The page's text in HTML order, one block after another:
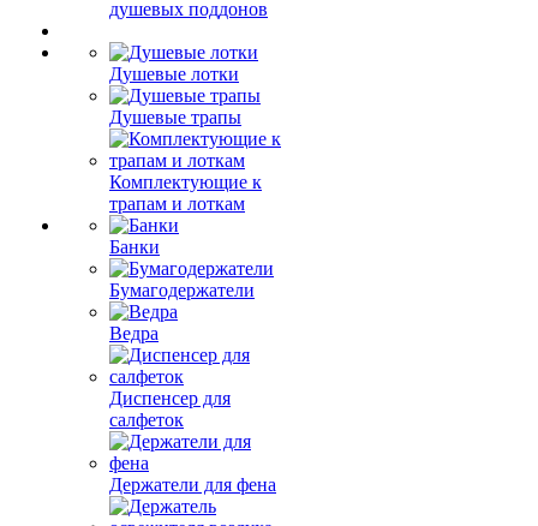
душевых поддонов
Душевые лотки
Душевые трапы
Комплектующие к
трапам и лоткам
Банки
Бумагодержатели
Ведра
Диспенсер для
салфеток
Держатели для фена